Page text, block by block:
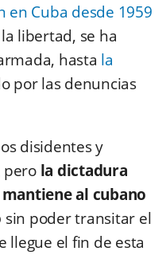
en Cuba desde 1959
libertad, se ha
hasta la
por las denuncias
disidentes y
perola dictadura
al cubano
sin poder transitar el
llegue el fin de esta